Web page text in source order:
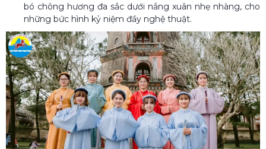
bó chông hương đa sắc dưới nắng xuân nhẹ nhàng, cho
những bức hình kỷ niệm đầy nghệ thuật.